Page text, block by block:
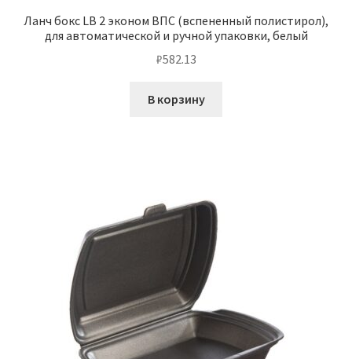
Ланч бокс LB 2 эконом ВПС (вспененный полистирол),
для автоматической и ручной упаковки, белый
₽582.13
В корзину